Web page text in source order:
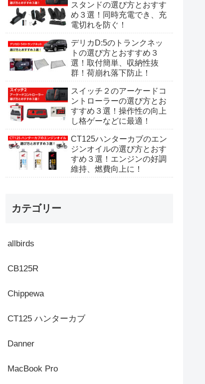
スタンドの選び方とおすす
め３選！同時充電でき、充
電切れを防ぐ！
デリカD:5のトランクネッ
トの選び方とおすすめ３
選！取付簡単、収納性抜
群！荷崩れ落下防止！
スイッチ２のアーケードコ
ントローラーの選び方とお
すすめ３選！操作性の向上
し格ゲーなどに最適！
CT125ハンターカブのエン
ジンオイルの選び方とおす
すめ３選！エンジンの好調
維持、燃費向上に！
カテゴリー
allbirds
CB125R
Chippewa
CT125 ハンターカブ
Danner
MacBook Pro